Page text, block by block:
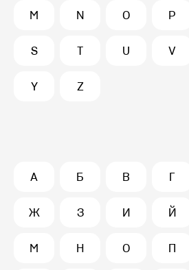
M N O P
S T U V
Y Z
А Б В Г
Ж З И Й
М Н О П